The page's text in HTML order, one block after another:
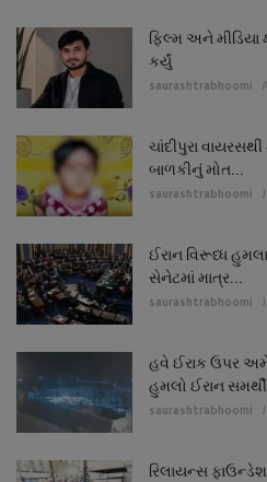
ફિલ્મ અને મીડિયા
કર્યું
saurashtrabhoomi
ચાંદીપુરા
બાળકીનું મોત...
saurashtrabhoomi
ઈરાન વિરૂધ્ધ
સેનેટમાં માત્ર...
saurashtrabhoomi
હવે ઈરાક ઉપર
હુમલો ઈરાન
saurashtrabhoomi
રિલાયન્સ